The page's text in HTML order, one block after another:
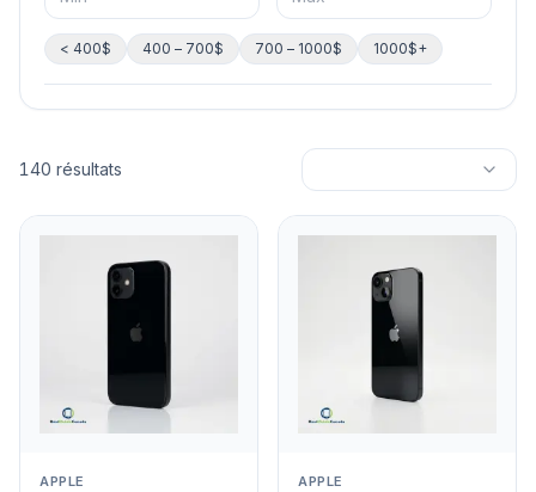
< 400$ 400 – 700$ 700 – 1000$ 1000$+
140 résultats
APPLE APPLE